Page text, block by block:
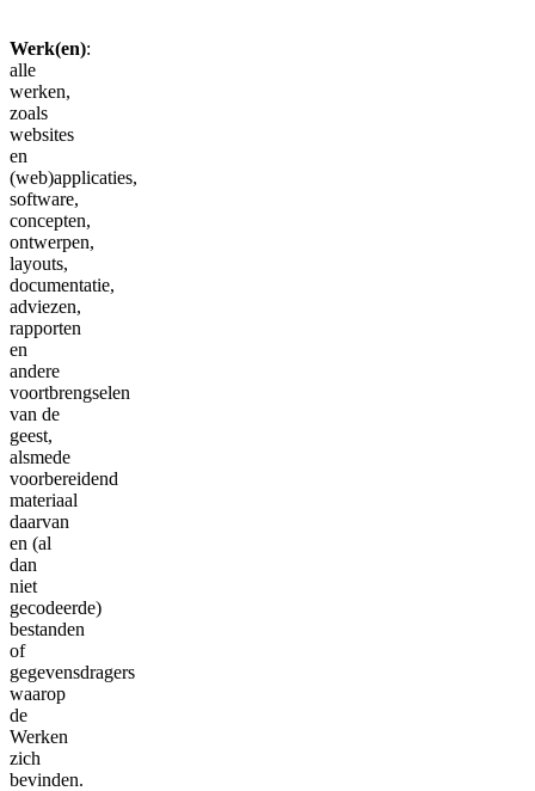
Werk(en):
alle
werken,
zoals
websites
en
(web)applicaties,
software,
concepten,
ontwerpen,
layouts,
documentatie,
adviezen,
rapporten
en
andere
voortbrengselen
van de
geest,
alsmede
voorbereidend
materiaal
daarvan
en (al
dan
niet
gecodeerde)
bestanden
of
gegevensdragers
waarop
de
Werken
zich
bevinden.